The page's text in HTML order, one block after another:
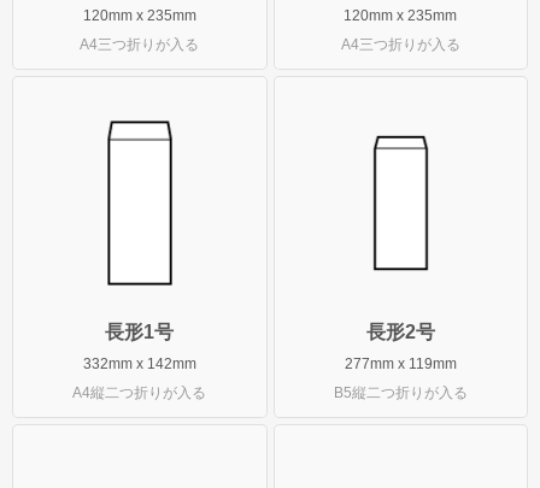
長形30号
長形40号
角形A4号
角形3号
角形4号
120mm x 235mm
A4三つ折りが入る
120mm x 235mm
A4三つ折りが入る
長形1号
332mm x 142mm
A4縦二つ折りが入る
長形2号
277mm x 119mm
B5縦二つ折りが入る